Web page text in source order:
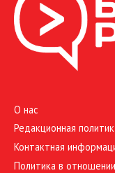
О нас
Редакционная
Контактная
Политика в